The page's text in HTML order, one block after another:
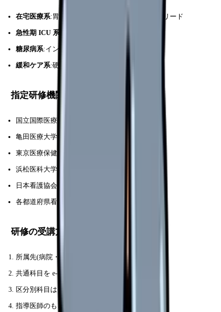
在宅医療系:胃ろう交換・ろう孔管理・褥瘡デブリード
急性期 ICU 系
糖尿病系:インスリン投与量調整
緩和ケア系:硬膜外カテーテル管理
指定研修機関(主要)
国立国際医療研究センター
亀田医療大学
東京医療保健大学
浜松医科大学
日本看護協会
各都道府県看護協会(一部区分)
研修の受講方法
所属先(病院・訪問看護)から派遣 or 自費申込
共通科目を e-ラーニングで受講(自宅学習)
区分別科目は e-ラーニング + 実地研修
指導医師のもとで症例実施